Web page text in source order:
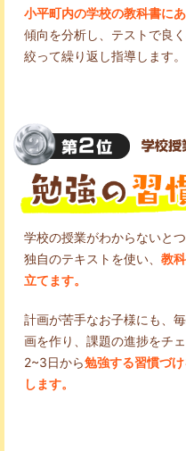
小平町内の学校の教科書に
傾向を分析し、テストで良
絞って繰り返し指導します。
学校の授業がわからないと
独自のテキストを使い、 教
立てます。
計画が苦手なお子様にも、
画を作り、課題の進捗をチ
2~3日から勉強する習慣づ
します。